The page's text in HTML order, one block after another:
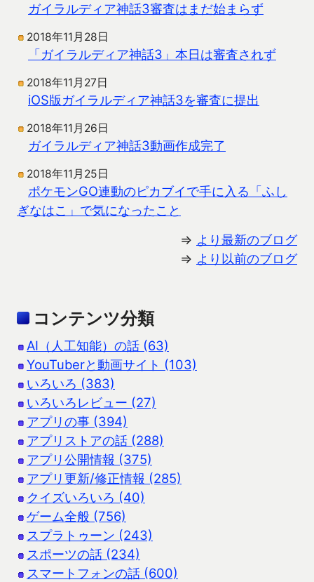
ガイラルディア神話3審査はまだ始まらず
2018年11月28日
「ガイラルディア神話3」本日は審査されず
2018年11月27日
iOS版ガイラルディア神話3を審査に提出
2018年11月26日
ガイラルディア神話3動画作成完了
2018年11月25日
ポケモンGO連動のピカブイで手に入る「ふし
ぎなはこ」で気になったこと
⇒ より最新のブログ
⇒ より以前のブログ
コンテンツ分類
AI（人工知能）の話 (63)
YouTuberと動画サイト (103)
いろいろ (383)
いろいろレビュー (27)
アプリの事 (394)
アプリストアの話 (288)
アプリ公開情報 (375)
アプリ更新/修正情報 (285)
クイズいろいろ (40)
ゲーム全般 (756)
スプラトゥーン (243)
スポーツの話 (234)
スマートフォンの話 (600)